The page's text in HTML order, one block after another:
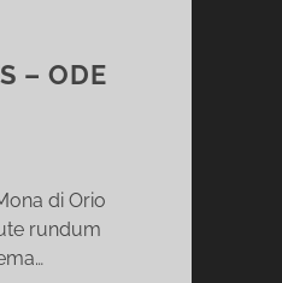
– ODE
di Orio
rundum